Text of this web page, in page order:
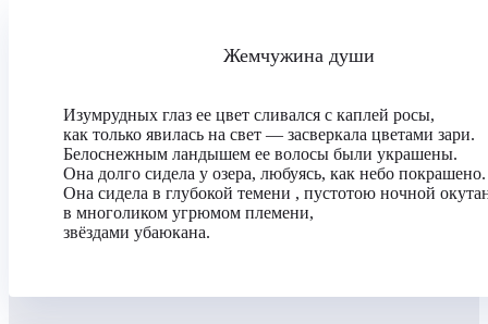
Жемчужина души
Изумрудных глаз ее цвет сливался с каплей росы,
как только явилась на свет — засверкала цветами зари.
Белоснежным ландышем ее волосы были украшены.
Она долго сидела у озера, любуясь, как небо
Она сидела в глубокой темени , пустотою ночной
в многоликом угрюмом племени,
звёздами убаюкана.